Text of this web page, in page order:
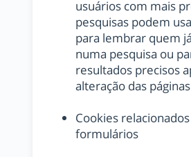
usuários com mais
pesquisas podem
para lembrar quem
numa pesquisa ou
resultados precisos
alteração das
Cookies relacionados
formulários